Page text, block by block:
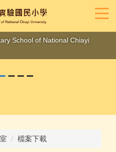
School of National Chiayi
檔案下載